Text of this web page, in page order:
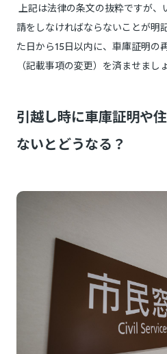
上記は法律の条文の抜粋ですが、
請をしなければならないことが明
た日から15日以内に、車庫証明の
（記載事項の変更）を済ませましょ
引越し時に車庫証明や
ないとどうなる？